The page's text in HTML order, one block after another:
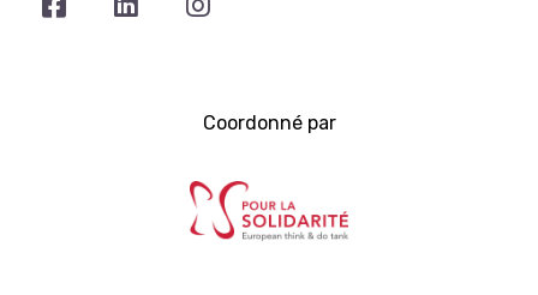
Coordonné par